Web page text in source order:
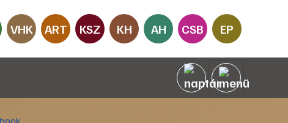
VHK ART KSZ KH AH CSB EP